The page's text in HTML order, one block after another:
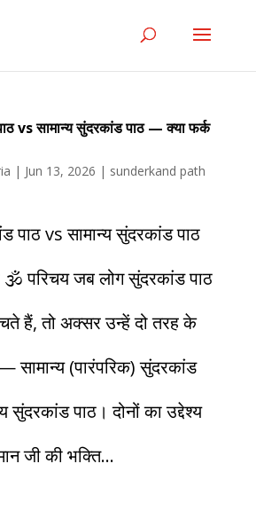
vs सामान्य सुंदरकांड पाठ — क्या फर्क
| Jun 13, 2026 | sunderkand path
पाठ vs सामान्य सुंदरकांड पाठ
परिचय जब लोग सुंदरकांड पाठ
हैं, तो अक्सर उन्हें दो तरह के
सामान्य (पारंपरिक) सुंदरकांड
पाठ। दोनों का उद्देश्य
जी की भक्ति...